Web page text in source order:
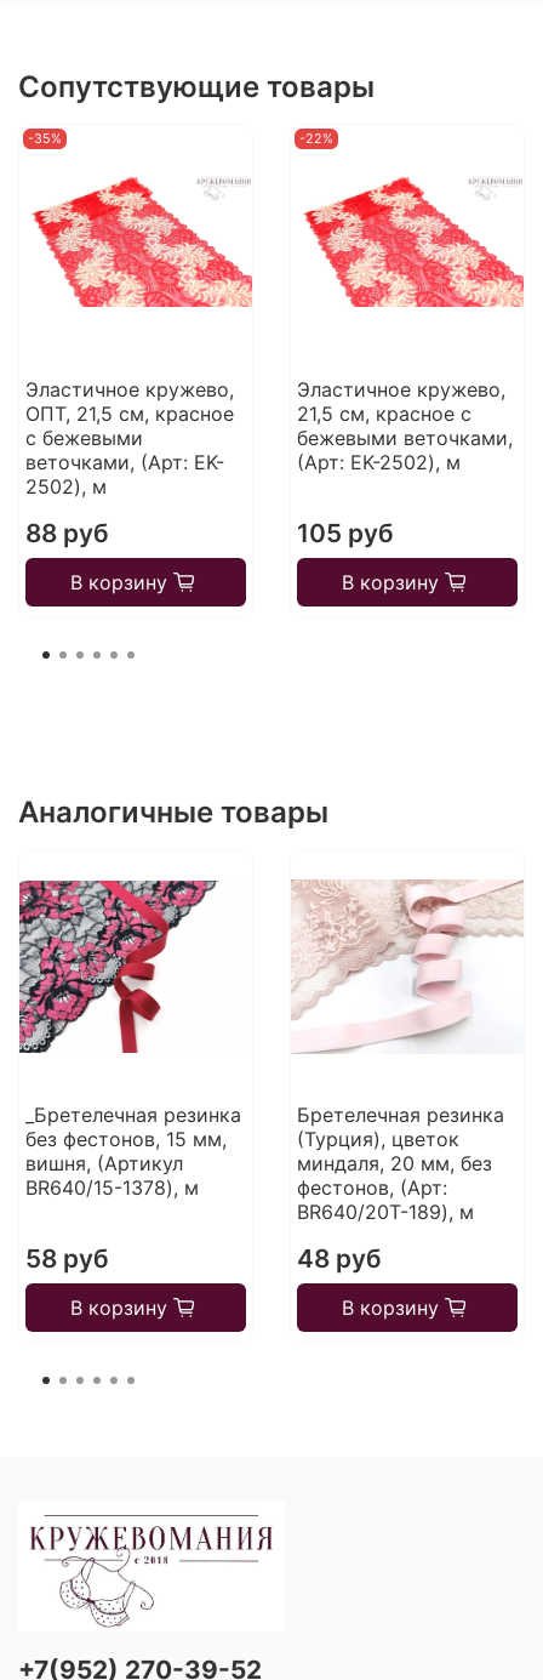
Сопутствующие товары
-35%
Эластичное кружево,
ОПТ, 21,5 см, красное
с бежевыми
веточками, (Арт: EK-
2502), м
88 руб
В корзину
-22%
Эластичное кружево,
21,5 см, красное с
бежевыми веточками,
(Арт: EK-2502), м
105 руб
В корзину
Аналогичные товары
_Бретелечная резинка
без фестонов, 15 мм,
вишня, (Артикул
BR640/15-1378), м
58 руб
В корзину
Бретелечная резинка
(Турция), цветок
миндаля, 20 мм, без
фестонов, (Арт:
BR640/20T-189), м
48 руб
В корзину
+7(952) 270-39-52